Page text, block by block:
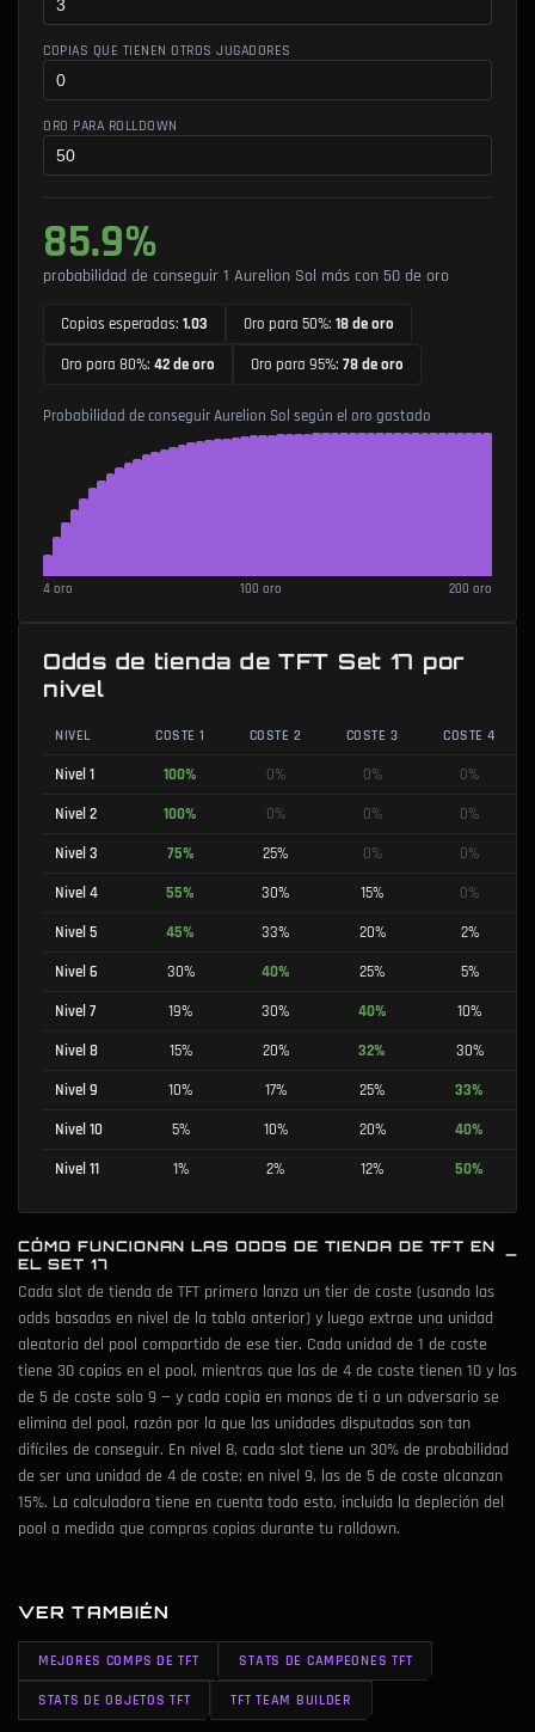
COPIAS QUE TIENEN OTROS JUGADORES
ORO PARA ROLLDOWN
85.9%
probabilidad de conseguir 1 Aurelion Sol más con 50 de oro
Copias esperadas: 1.03 Oro para 50%: 18 de oro
Oro para 80%: 42 de oro Oro para 95%: 78 de oro
Probabilidad de conseguir Aurelion Sol según el oro gastado
4 oro 100 oro 200 oro
Odds de tienda de TFT Set 17 por
nivel
NIVEL COSTE 1 COSTE 2 COSTE 3 COSTE 4
Nivel 1 100% 0% 0% 0%
Nivel 2 100% 0% 0% 0%
Nivel 3 75% 25% 0% 0%
Nivel 4 55% 30% 15% 0%
Nivel 5 45% 33% 20% 2%
Nivel 6 30% 40% 25% 5%
Nivel 7 19% 30% 40% 10%
Nivel 8 15% 20% 32% 30%
Nivel 9 10% 17% 25% 33%
Nivel 10 5% 10% 20% 40%
Nivel 11 1% 2% 12% 50%
CÓMO FUNCIONAN LAS ODDS DE TIENDA DE TFT EN
EL SET 17
Cada slot de tienda de TFT primero lanza un tier de coste (usando las
odds basadas en nivel de la tabla anterior) y luego extrae una unidad
aleatoria del pool compartido de ese tier. Cada unidad de 1 de coste
tiene 30 copias en el pool, mientras que las de 4 de coste tienen 10 y las
de 5 de coste solo 9 — y cada copia en manos de ti o un adversario se
elimina del pool, razón por la que las unidades disputadas son tan
difíciles de conseguir. En nivel 8, cada slot tiene un 30% de probabilidad
de ser una unidad de 4 de coste; en nivel 9, las de 5 de coste alcanzan
15%. La calculadora tiene en cuenta todo esto, incluida la depleción del
pool a medida que compras copias durante tu rolldown.
VER TAMBIÉN
MEJORES COMPS DE TFT STATS DE CAMPEONES TFT
STATS DE OBJETOS TFT TFT TEAM BUILDER